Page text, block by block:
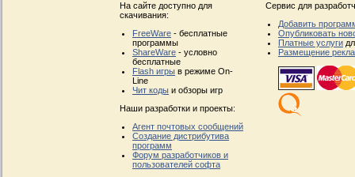
На сайте доступно для
скачивания:
FreeWare - бесплатные
программы
ShareWare - условно
бесплатные
Flash игры в режиме On-
Line
Чит коды и обзоры игр
Наши разработки и проекты:
Агент почтовых сообщений
Создание дистрибутива
программ
Форум разработчиков и
пользователей софта
Сервис для
Добавить
Опубликовать
Платные услуги
Размещение